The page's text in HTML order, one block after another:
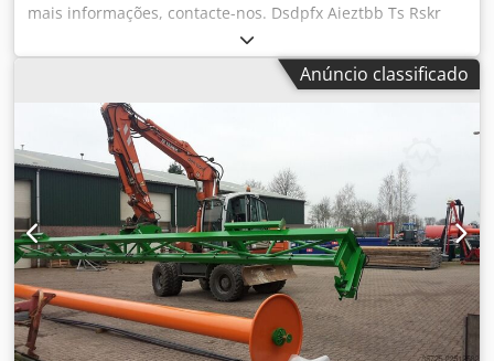
mais informações, contacte-nos. Dsdpfx Aieztbb Ts Rskr
Anúncio classificado